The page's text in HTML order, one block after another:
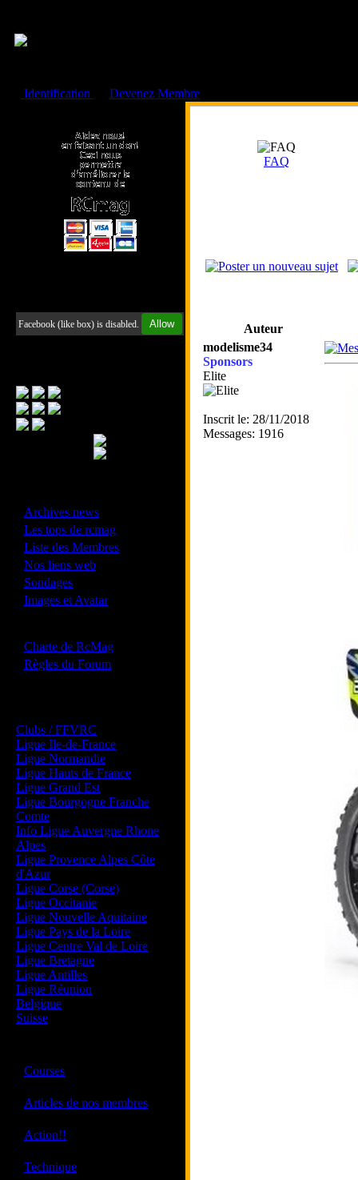
Identification
Devenez Membre
Facebook (like box) is disabled. Allow
Archives news
Les tops de rcmag
Liste des Membres
Nos liens web
Sondages
Images et Avatar
Charte de RcMag
Règles du Forum
Clubs / FFVRC
Ligue Ile-de-France
Ligue Normandie
Ligue Hauts de France
Ligue Grand Est
Ligue Bourgogne Franche
Comte
Info Ligue Auvergne Rhone
Alpes
Ligue Provence Alpes Côte
d'Azur
Ligue Corse (Corse)
Ligue Occitanie
Ligue Nouvelle Aquitaine
Ligue Pays de la Loire
Ligue Centre Val de Loire
Ligue Bretagne
Ligue Antilles
Ligue Réunion
Belgique
Suisse
Courses
Articles de nos membres
Action!!
Technique
FAQ
Auteur
modelisme34
Sponsors
Elite
Inscrit le: 28/11/2018
Messages: 1916